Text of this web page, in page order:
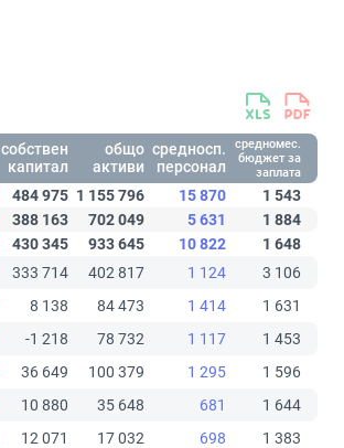
собствен
капитал
общо
активи
средносп.
персонал
средномес.
бюджет за
заплата
484 975 1 155 796 15 870
1 543
388 163 702 049 5 631
1 884
430 345 933 645 10 822
1 648
333 714 402 817 1 124
3 106
8 138 84 473 1 414
1 631
-1 218 78 732 1 117
1 453
36 649 100 379 1 295
1 596
10 880 35 648 681
1 644
12 071 17 032 698
1 383